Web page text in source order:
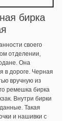
бирка
своего
отделении,
Она
в дороге. Черная
вручную из
ремешка бирка
Внутри бирки
Такая
и нашивки с